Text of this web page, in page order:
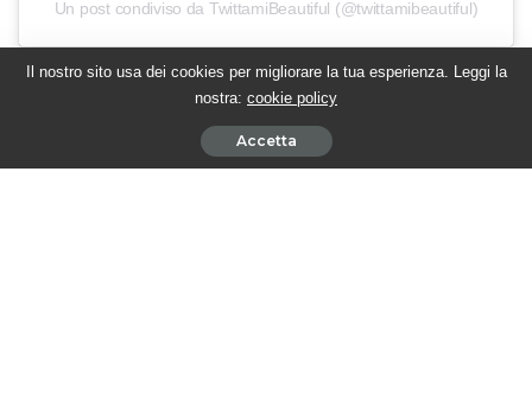
Un post condiviso da TwittamiBeautiful (@twittamibeautiful)
Nelle prossime puntate italiane di BEAUTIFUL:
Un selfie con RJ, mentre un uomo misterioso incontra
Il nostro sito usa dei cookies per migliorare la tua esperienza. Leggi la
nostra: cookie policy
Accetta